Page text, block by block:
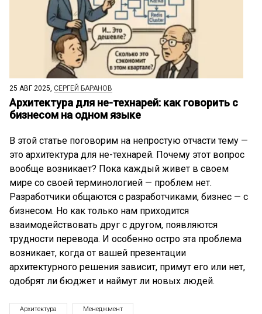
25 АВГ 2025, СЕРГЕЙ БАРАНОВ
Архитектура для не-технарей: как говорить с
бизнесом на одном языке
В этой статье поговорим на непростую отчасти тему —
это архитектура для не-технарей. Почему этот вопрос
вообще возникает? Пока каждый живет в своем
мире со своей терминологией — проблем нет.
Разработчики общаются с разработчиками, бизнес — с
бизнесом. Но как только нам приходится
взаимодействовать друг с другом, появляются
трудности перевода. И особенно остро эта проблема
возникает, когда от вашей презентации
архитектурного решения зависит, примут его или нет,
одобрят ли бюджет и наймут ли новых людей.
Архитектура Менеджмент